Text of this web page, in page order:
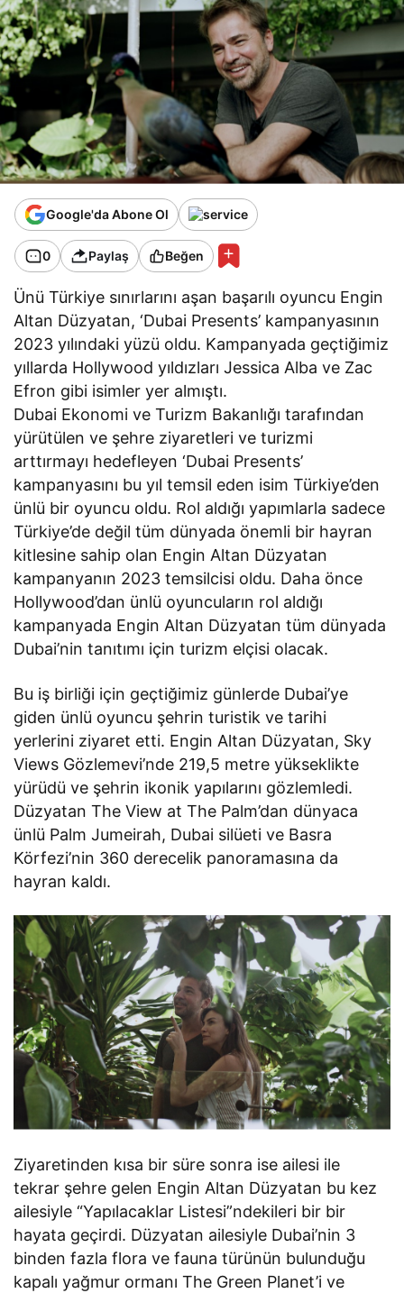
Google'da Abone Ol
0 Paylaş Beğen
Ünü Türkiye sınırlarını aşan başarılı oyuncu Engin
Altan Düzyatan, ‘Dubai Presents’ kampanyasının
2023 yılındaki yüzü oldu. Kampanyada geçtiğimiz
yıllarda Hollywood yıldızları Jessica Alba ve Zac
Efron gibi isimler yer almıştı.
Dubai Ekonomi ve Turizm Bakanlığı tarafından
yürütülen ve şehre ziyaretleri ve turizmi
arttırmayı hedefleyen ‘Dubai Presents’
kampanyasını bu yıl temsil eden isim Türkiye’den
ünlü bir oyuncu oldu. Rol aldığı yapımlarla sadece
Türkiye’de değil tüm dünyada önemli bir hayran
kitlesine sahip olan Engin Altan Düzyatan
kampanyanın 2023 temsilcisi oldu. Daha önce
Hollywood’dan ünlü oyuncuların rol aldığı
kampanyada Engin Altan Düzyatan tüm dünyada
Dubai’nin tanıtımı için turizm elçisi olacak.
Bu iş birliği için geçtiğimiz günlerde Dubai’ye
giden ünlü oyuncu şehrin turistik ve tarihi
yerlerini ziyaret etti. Engin Altan Düzyatan, Sky
Views Gözlemevi’nde 219,5 metre yükseklikte
yürüdü ve şehrin ikonik yapılarını gözlemledi.
Düzyatan The View at The Palm’dan dünyaca
ünlü Palm Jumeirah, Dubai silüeti ve Basra
Körfezi’nin 360 derecelik panoramasına da
hayran kaldı.
Ziyaretinden kısa bir süre sonra ise ailesi ile
tekrar şehre gelen Engin Altan Düzyatan bu kez
ailesiyle “Yapılacaklar Listesi”ndekileri bir bir
hayata geçirdi. Düzyatan ailesiyle Dubai’nin 3
binden fazla flora ve fauna türünün bulunduğu
kapalı yağmur ormanı The Green Planet’i ve